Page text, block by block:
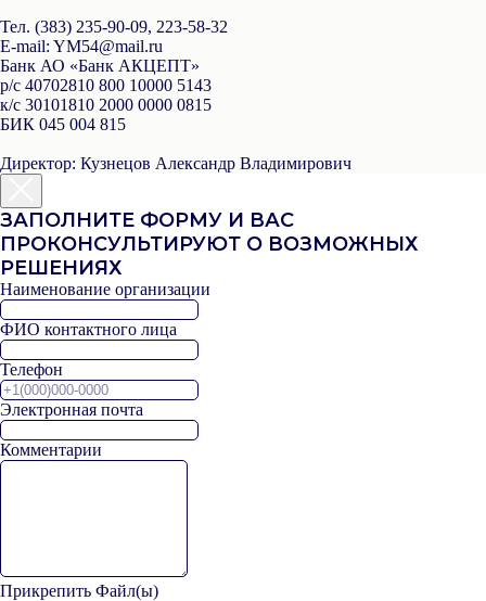
Тел. (383) 235-90-09, 223-58-32
Е-mail: YM54@mail.ru
Банк АО «Банк АКЦЕПТ»
р/с 40702810 800 10000 5143
к/с 30101810 2000 0000 0815
БИК 045 004 815
Директор: Кузнецов Александр Владимирович
ЗАПОЛНИТЕ ФОРМУ И ВАС
ПРОКОНСУЛЬТИРУЮТ О ВОЗМОЖНЫХ
РЕШЕНИЯХ
Наименование организации
ФИО контактного лица
Телефон
Электронная почта
Комментарии
Прикрепить Файл(ы)